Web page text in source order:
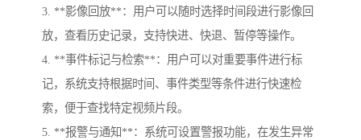
3. **影像回放**：用户可以随时选择时间段进行影像回
放，查看历史记录，支持快进、快退、暂停等操作。
4. **事件标记与检索**：用户可以对重要事件进行标
记，系统支持根据时间、事件类型等条件进行快速检
索，便于查找特定视频片段。
5. **报警与通知**：系统可设置警报功能，在发生异常